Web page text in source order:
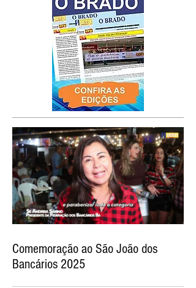
Comemoração ao São João dos
Bancários 2025